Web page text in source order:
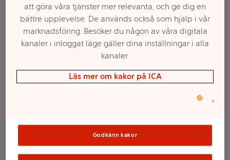
Sortimentet kan variera mellan butikerna
att göra våra tjänster mer relevanta, och ge dig en
bättre upplevelse. De används också som hjälp i vår
marknadsföring. Besöker du någon av våra digitala
kanaler i inloggat läge gäller dina inställningar i alla
kanaler.
Läs mer om kakor på ICA
Godkänn kakor